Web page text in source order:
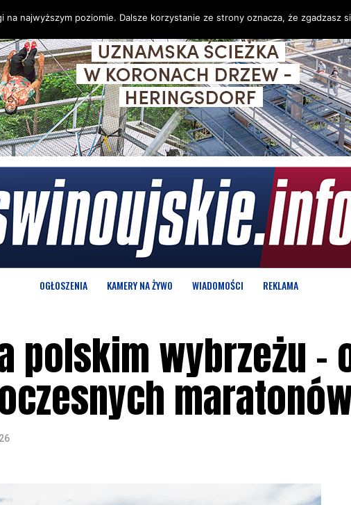
OGŁOSZENIA KAMERY NA ŻYWO WIADOMOŚCI REKLAMA
polskim wybrzeżu –
na najwyższym poziomie. Dalsze korzystanie ze strony oznacza, że zgadzasz